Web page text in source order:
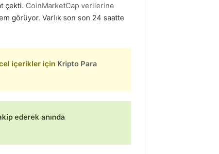
çekti. CoinMarketCap verilerine
görüyor. Varlık son son 24 saatte
içerikler için Kripto Para
ederek anında